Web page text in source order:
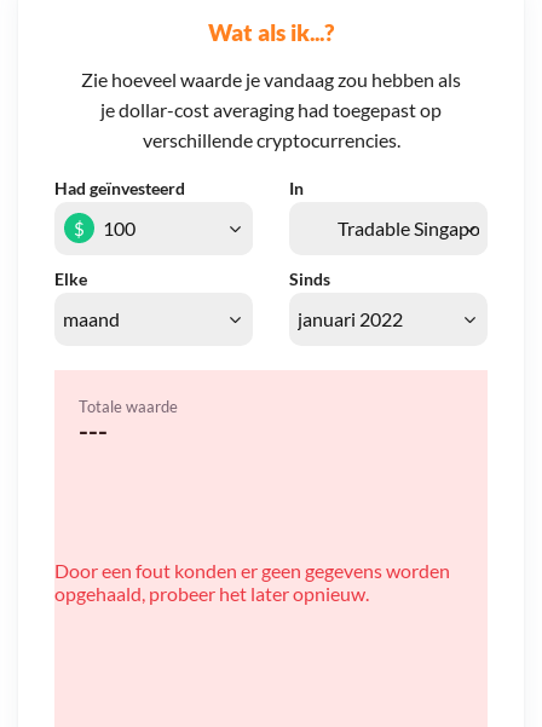
Wat als ik...?
Zie hoeveel waarde je vandaag zou hebben als
je dollar-cost averaging had toegepast op
verschillende cryptocurrencies.
Had geïnvesteerd In
Elke Sinds
$
Totale waarde
---
Door een fout konden er geen gegevens worden
opgehaald, probeer het later opnieuw.